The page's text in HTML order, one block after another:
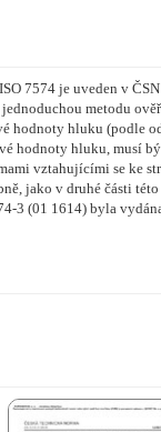
7574 je uveden v
metodu
hodnoty hluku (podle
hodnoty hluku, musí
vztahujícími se ke
jako v druhé části
3 (01 1614) byla